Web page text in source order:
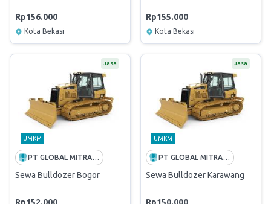
Rp156.000
Kota Bekasi
Rp155.000
Kota Bekasi
Jasa
UMKM
PT GLOBAL MITRA KONSTRUKSI
Sewa Bulldozer Bogor
Jasa
UMKM
PT GLOBAL MITRA KONSTRUKSI
Sewa Bulldozer Karawang